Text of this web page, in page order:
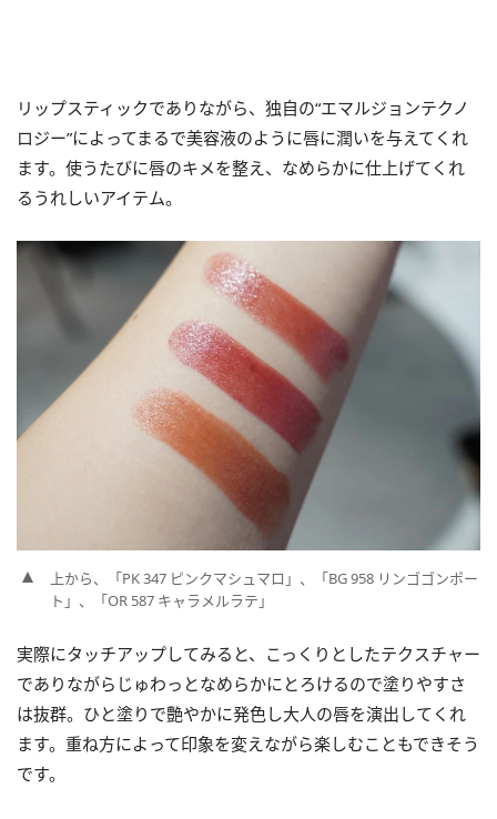
リップスティックでありながら、独自の“エマルジョンテクノ
ロジー”によってまるで美容液のように唇に潤いを与えてくれ
ます。使うたびに唇のキメを整え、なめらかに仕上げてくれ
るうれしいアイテム。
上から、「PK 347 ピンクマシュマロ」、「BG 958 リンゴゴンポー
ト」、「OR 587 キャラメルラテ」
実際にタッチアップしてみると、こっくりとしたテクスチャー
でありながらじゅわっとなめらかにとろけるので塗りやすさ
は抜群。ひと塗りで艶やかに発色し大人の唇を演出してくれ
ます。重ね方によって印象を変えながら楽しむこともできそう
です。